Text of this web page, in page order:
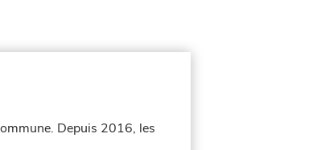
Depuis 2016, les